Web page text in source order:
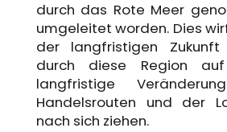
durch das Rote Meer
umgeleitet worden. Dies
der langfristigen
durch diese Region
langfristige
Handelsrouten und der
nach sich ziehen.